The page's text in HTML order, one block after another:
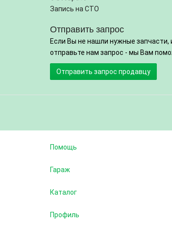
Запись на СТО
Отправить запрос
Если Вы не нашли нужные
отправьте нам запрос - мы Вам
Отправить запрос продавцу
Помощь
Гараж
Каталог
Профиль